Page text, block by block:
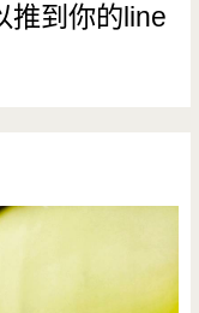
推到你的line